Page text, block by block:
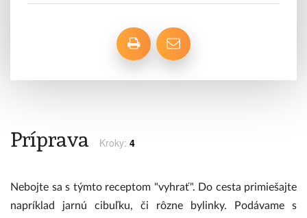
Príprava Kroky: 4
Nebojte sa s týmto receptom "vyhrať". Do cesta primiešajte
napríklad jarnú cibuľku, či rôzne bylinky. Podávame s